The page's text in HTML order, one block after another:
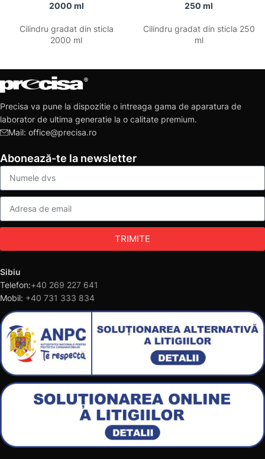
2000 ml
Cilindru gradat din sticla
2000 ml
250 ml
Cilindru gradat din sticla 250
ml
Precisa va pune la dispozitie o intreaga gama de aparatura de
laborator de ultima generatie la o calitate premium.
Mail: office@precisa.ro
Abonează-te la newsletter
TRIMITE
Sibiu
Telefon:+40 269 227 641
Mobil: +40 731 333 834